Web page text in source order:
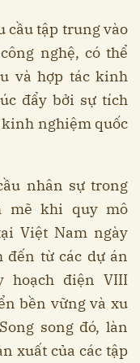
cầu tập trung vào
nghệ, có thể
và hợp tác kinh
đẩy bởi sự tích
nghiệm quốc
nhân sự trong
mẽ khi quy mô
Việt Nam ngày
đến từ các dự án
hoạch điện VIII
bền vững và xu
song đó, làn
xuất của các tập